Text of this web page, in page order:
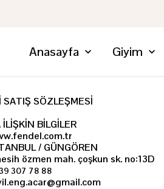
Anasayfa Giyim
SATIŞ SÖZLEŞMESİ
İLİŞKİN BİLGİLER
/ GÜNGÖREN
özmen mah. çoşkun sk. no:13D
307 78 88